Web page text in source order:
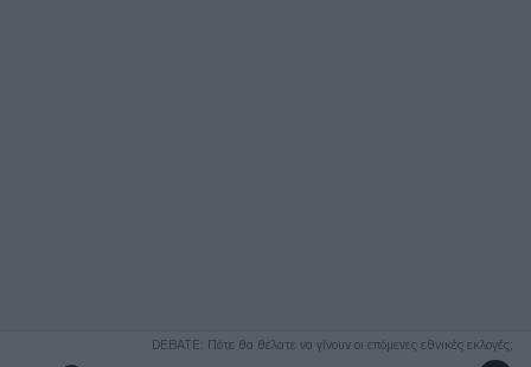
DEBATE: Πότε θα θέλατε να γίνουν οι επόμενες εθνικές εκλογές;